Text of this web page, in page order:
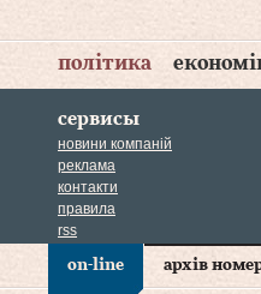
політика
сервисы
новини компаній
реклама
контакти
правила
rss
on-line архів